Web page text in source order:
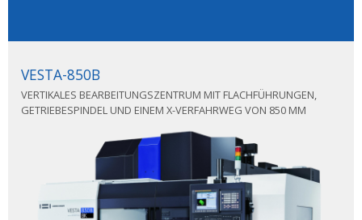
VESTA-850B
VERTIKALES BEARBEITUNGSZENTRUM MIT FLACHFÜHRUNGEN,
GETRIEBESPINDEL UND EINEM X-VERFAHRWEG VON 850 MM